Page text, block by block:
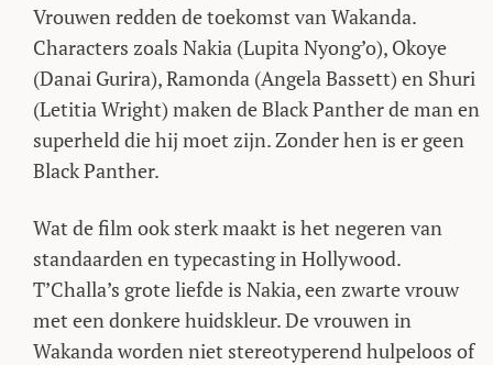
Vrouwen redden de toekomst van Wakanda.
Characters zoals Nakia (Lupita Nyong’o), Okoye
(Danai Gurira), Ramonda (Angela Bassett) en Shuri
(Letitia Wright) maken de Black Panther de man en
superheld die hij moet zijn. Zonder hen is er geen
Black Panther.
Wat de film ook sterk maakt is het negeren van
standaarden en typecasting in Hollywood.
T’Challa’s grote liefde is Nakia, een zwarte vrouw
met een donkere huidskleur. De vrouwen in
Wakanda worden niet stereotyperend hulpeloos of